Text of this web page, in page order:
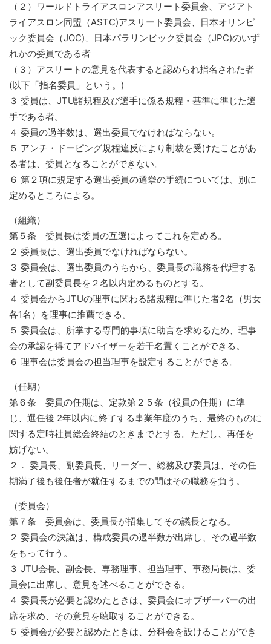
（２）ワールドトライアスロンアスリート委員会、アジアト
ライアスロン同盟（ASTC)アスリート委員会、日本オリンピ
ック委員会（JOC)、日本パラリンピック委員会（JPC)のいず
れかの委員である者
（３）アスリートの意見を代表すると認められ指名された者
(以下「指名委員」という。)
３ 委員は、JTU諸規程及び選手に係る規程・基準に準じた選
手である者。
４ 委員の過半数は、選出委員でなければならない。
５ アンチ・ドーピング規程違反により制裁を受けたことがあ
る者は、委員となることができない。
６ 第２項に規定する選出委員の選挙の手続については、別に
定めるところによる。
（組織）
第５条 委員長は委員の互選によってこれを定める。
２ 委員長は、選出委員でなければならない。
３ 委員会は、選出委員のうちから、委員長の職務を代理する
者として副委員長を２名以内定めるものとする。
４ 委員会からJTUの理事に関わる諸規程に準じた者2名（男女
各1名）を理事に推薦できる。
５ 委員会は、所掌する専門的事項に助言を求めるため、理事
会の承認を得てアドバイザーを若干名置くことができる。
６ 理事会は委員会の担当理事を設定することができる。
（任期）
第６条 委員の任期は、定款第２５条（役員の任期）に準
じ、選任後 2年以内に終了する事業年度のうち、最終のものに
関する定時社員総会終結のときまでとする。ただし、再任を
妨げない。
２． 委員長、副委員長、リーダー、総務及び委員は、その任
期満了後も後任者が就任するまでの間はその職務を負う。
（委員会）
第７条 委員会は、委員長が招集してその議長となる。
２ 委員会の決議は、構成委員の過半数が出席し、その過半数
をもって行う。
３ JTU会長、副会長、専務理事、担当理事、事務局長は、委
員会に出席し、意見を述べることができる。
４ 委員長が必要と認めたときは、委員会にオブザーバーの出
席を求め、その意見を聴取することができる。
５ 委員会が必要と認めたときは、分科会を設けることができ